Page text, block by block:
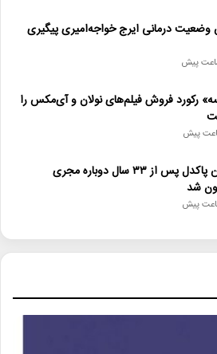
در چین و ژاپن
پیگیری شد
نولان و آی‌مکس را شکست
خانه_تئاتر
هنرهای_نمایشی
وضعیت درمانی ایرج خواجه‌امیری پیگیری
رکورد فروش فیلم‌های نولان و آی‌مکس را
حسین پاکدل پس از ۳۳ سال دوباره مجری
شد